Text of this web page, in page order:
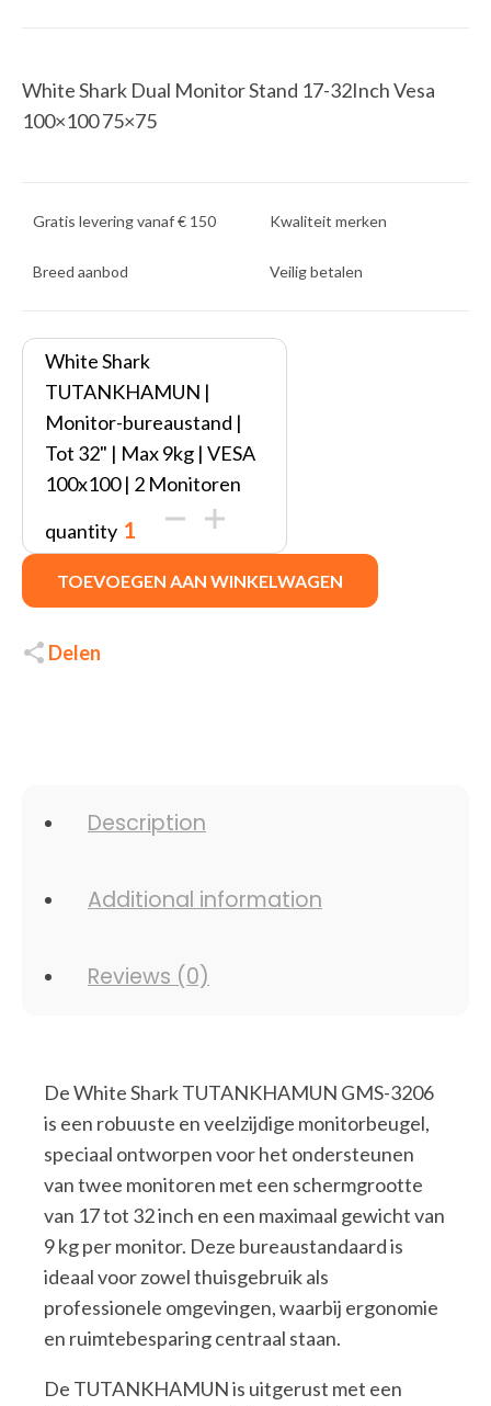
White Shark Dual Monitor Stand 17-32Inch Vesa
100×100 75×75
Gratis levering vanaf € 150 Kwaliteit merken
Breed aanbod Veilig betalen
White Shark
TUTANKHAMUN |
Monitor-bureaustand |
Tot 32" | Max 9kg | VESA
100x100 | 2 Monitoren
quantity
TOEVOEGEN AAN WINKELWAGEN
Delen
Description
Additional information
Reviews (0)
De White Shark TUTANKHAMUN GMS-3206
is een robuuste en veelzijdige monitorbeugel,
speciaal ontworpen voor het ondersteunen
van twee monitoren met een schermgrootte
van 17 tot 32 inch en een maximaal gewicht van
9 kg per monitor. Deze bureaustandaard is
ideaal voor zowel thuisgebruik als
professionele omgevingen, waarbij ergonomie
en ruimtebesparing centraal staan.
De TUTANKHAMUN is uitgerust met een